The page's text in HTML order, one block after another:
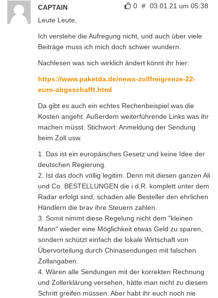
0 # 03.01.21 um 05:38
CAPTAIN
Leute Leute,
Ich verstehe die Aufregung nicht, und auch über viele
Beiträge muss ich mich doch schwer wundern.
Nachlesen was sich wirklich ändert könnt ihr hier:
https://www.paketda.de/news-zollfreigrenze-22-
euro-abgeschafft.html
Da gibt es auch ein echtes Rechenbeispiel was die
Kosten angeht. Außerdem weiterführende Links was ihr
machen müsst. Stichwort: Anmeldung der Sendung
beim Zoll usw.
1. Das ist ein europäisches Gesetz und keine Idee der
deutschen Regierung.
2. Ist das doch völlig legitim. Denn mit diesen ganzen Ali
und Co. BESTELLUNGEN die i d.R. komplett unter dem
Radar erfolgt sind, schaden alle Besteller den ehrlichen
Händlern die brav ihre Steuern zahlen.
3. Somit nimmt diese Regelung nicht dem "kleinen
Mann" wieder eine Möglichkeit etwas Geld zu sparen,
sondern schützt einfach die lokale Wirtschaft von
Übervorteilung durch Chinasendungen mit falschen
Zollangaben.
4. Wären alle Sendungen mit der korrekten Rechnung
und Zollerklärung versehen, hätte man nicht zu diesem
Schritt greifen müssen. Aber habt ihr euch noch nie